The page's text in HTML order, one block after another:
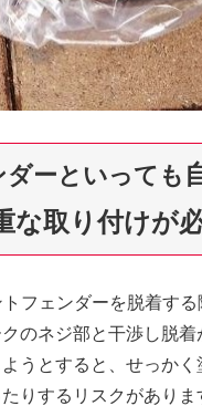
ーといっても
な取り付けが
フェンダーを脱着する
のネジ部と干渉し脱
うとすると、せっか
りするリスクがありま